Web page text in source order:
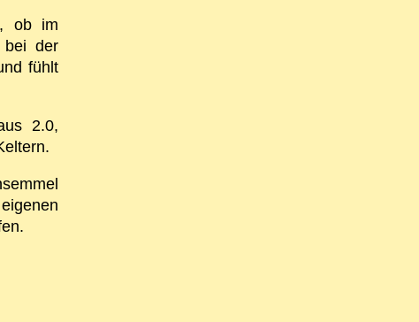
ob im
bei der
fühlt
2.0,